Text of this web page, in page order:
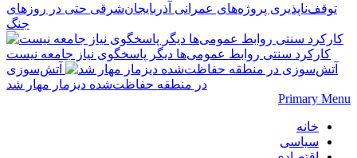
توقف‌ناپذیری پروژه‌های عمرانی آذربایجان‌شرقی حتی در روزهای
جنگ
کارکرد سنتی روابط عمومی‌ها دیگر پاسخگوی نیاز جامعه نیست
آتش‌سوزی
در منطقه حفاظت‌شده دیزمار مهار شد
Primary Menu
خانه
سیاسی